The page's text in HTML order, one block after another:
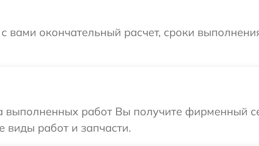
вами окончательный расчет, сроки
выполненных работ Вы получите фирменный
виды работ и запчасти.